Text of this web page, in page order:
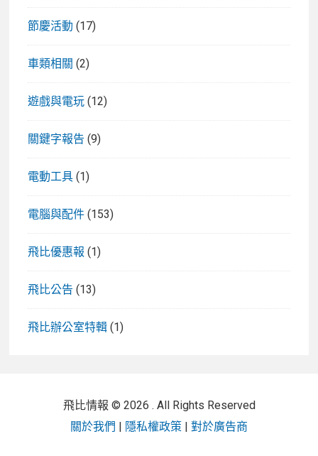
節慶活動 (17)
車類相關 (2)
遊戲與電玩 (12)
關鍵字報告 (9)
電動工具 (1)
電腦與配件 (153)
飛比優惠報 (1)
飛比公告 (13)
飛比辦公室特輯 (1)
飛比情報 © 2026 . All Rights Reserved
關於我們
隱私權政策 對於廣告商